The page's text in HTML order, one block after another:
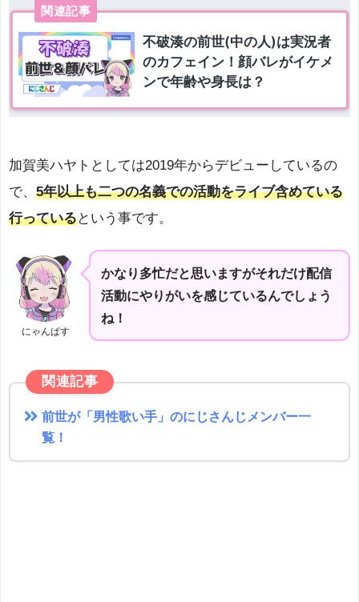
加賀美ハヤトとしては2019年からデビューしているの
で、 5年以上も二つの名義での活動をライブ含めている
行っているという事です。
にゃんぱす
かなり多忙だと思いますがそれだけ配信
活動にやりがいを感じているんでしょう
ね！
関連記事
前世が「男性歌い手」のにじさんじメンバー一
覧！